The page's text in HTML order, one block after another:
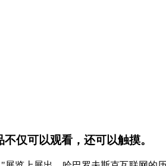
仅可以观看，还可以触摸。